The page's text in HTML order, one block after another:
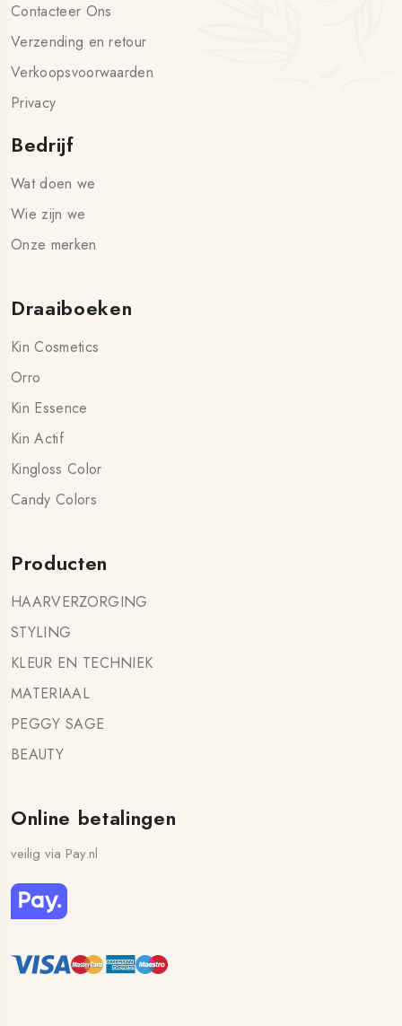
Contacteer Ons
Verzending en retour
Verkoopsvoorwaarden
Privacy
Bedrijf
Wat doen we
Wie zijn we
Onze merken
Draaiboeken
Kin Cosmetics
Orro
Kin Essence
Kin Actif
Kingloss Color
Candy Colors
Producten
HAARVERZORGING
STYLING
KLEUR EN TECHNIEK
MATERIAAL
PEGGY SAGE
BEAUTY
Online betalingen
veilig via Pay.nl